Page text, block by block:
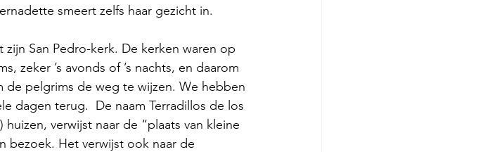
smeert zelfs haar gezicht in.
San Pedro-kerk. De kerken waren op
zeker ’s avonds of ’s nachts, en daarom
pelgrims de weg te wijzen. We hebben
dagen terug.  De naam Terradillos de los
verwijst naar de “plaats van kleine
bezoek. Het verwijst ook naar de